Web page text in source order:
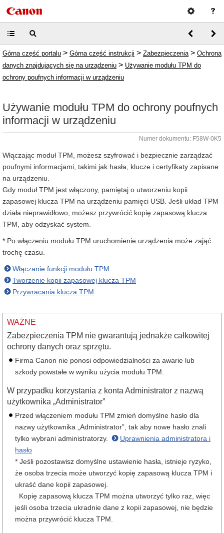
Górna część portalu > Górna część instrukcji > Zabezpieczenia > Ochrona
danych znajdujących się na urządzeniu > Używanie modułu TPM do
ochrony poufnych informacji w urządzeniu
Używanie modułu TPM do ochrony poufnych
informacji w urządzeniu
Numer dokumentu: F58W-0K5
Włączając moduł TPM, możesz szyfrować i bezpiecznie zarządzać
poufnymi informacjami, takimi jak hasła, klucze i certyfikaty zapisane
na urządzeniu.
Gdy moduł TPM jest włączony, pamiętaj o utworzeniu kopii
zapasowej klucza TPM na urządzeniu pamięci USB. Jeśli układ TPM
działa nieprawidłowo, możesz przywrócić kopię zapasową klucza
TPM, aby odzyskać system.
* Po włączeniu modułu TPM uruchomienie urządzenia może zająć
trochę czasu.
Włączanie funkcji modułu TPM
Tworzenie kopii zapasowej klucza TPM
Przywracania klucza TPM
WAŻNE
Zabezpieczenia TPM nie gwarantują jednakże całkowitej
ochrony danych oraz sprzętu.
Firma Canon nie ponosi odpowiedzialności za awarie lub
szkody powstałe w wyniku użycia modułu TPM.
W przypadku korzystania z konta Administrator z nazwą
użytkownika „Administrator”
Przed włączeniem modułu TPM zmień domyślne hasło dla
nazwy użytkownika „Administrator”, tak aby nowe hasło znali
tylko wybrani administratorzy.
Uprawnienia administratora i
hasło
* Jeśli pozostawisz domyślne ustawienie hasła, istnieje ryzyko,
że osoba trzecia może utworzyć kopię zapasową klucza TPM i
ukraść dane kopii zapasowej.
Kopię zapasową klucza TPM można utworzyć tylko raz, więc
jeśli osoba trzecia ukradnie dane z kopii zapasowej, nie będzie
można przywrócić klucza TPM.